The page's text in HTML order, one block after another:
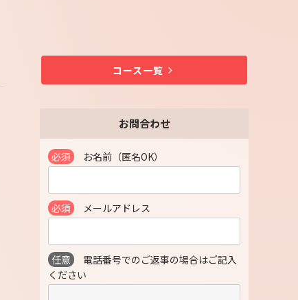
コース一覧
お問合わせ
必須 お名前（匿名OK）
必須 メールアドレス
任意
電話番号でのご返事の場合はご記入
ください